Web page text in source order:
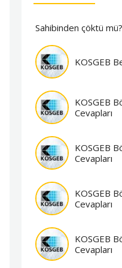
Sahibinden çöktü mü?
KOSGEB
KOSGEB
Cevapları
KOSGEB
Cevapları
KOSGEB
Cevapları
KOSGEB
Cevapları